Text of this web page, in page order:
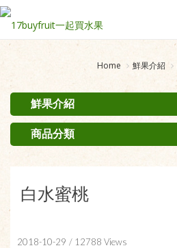
Home 鮮果介紹
鮮果介紹
商品分類
白水蜜桃
2018-10-29 / 12788 Views